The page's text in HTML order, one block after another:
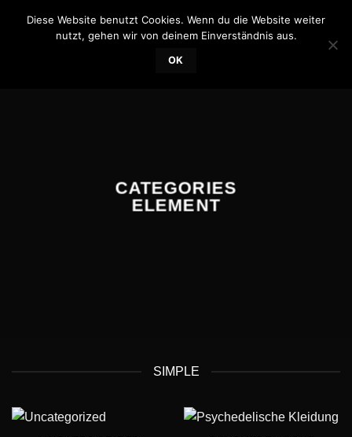
CATEGORIES
ELEMENT
SIMPLE
Diese Website benutzt Cookies. Wenn du die Website weiter
nutzt, gehen wir von deinem Einverständnis aus.
OK